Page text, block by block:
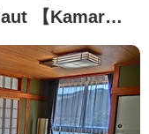
【Kamar